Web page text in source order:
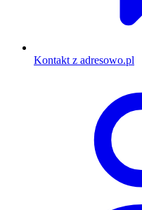
Kontakt z adresowo.pl